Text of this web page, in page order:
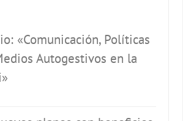
«Comunicación, Políticas
Autogestivos en la